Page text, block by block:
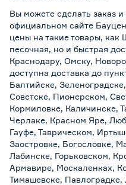
Вы можете сделать заказ
официальном сайте
цены на такие товары,
песочная, но и быстрая
Краснодару, Омску,
доступна доставка до
Балтийске,
Советске, Пионерском,
Кормиловке, Каличинске,
Черлаке, Красном Яре,
Гауфе, Таврическом,
Заостровке, Богословке,
Лабинске, Горьковском,
Армавире, Москаленках,
Тимашевске,